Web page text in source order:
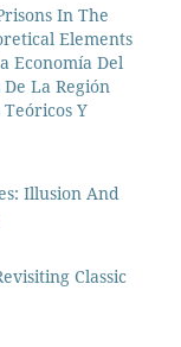
In The
Elements
Economía Del
La Región
Y
Illusion And
Classic